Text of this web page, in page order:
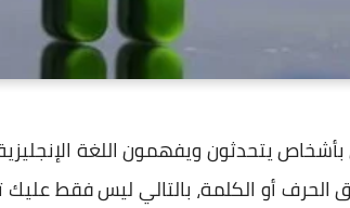
يتحدثون ويفهمون اللغة
أو الكلمة، بالتالي ليس فقط